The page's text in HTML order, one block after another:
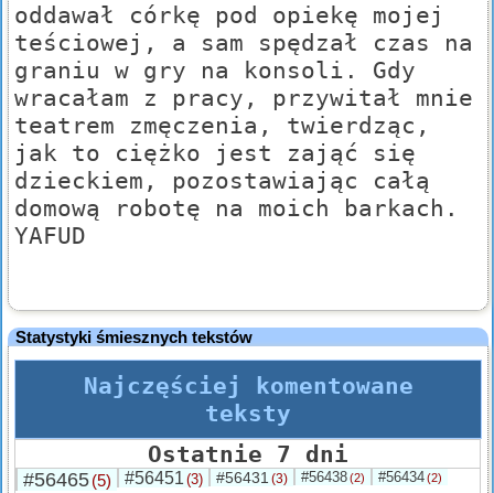
oddawał córkę pod opiekę mojej
teściowej, a sam spędzał czas na
graniu w gry na konsoli. Gdy
wracałam z pracy, przywitał mnie
teatrem zmęczenia, twierdząc,
jak to ciężko jest zająć się
dzieckiem, pozostawiając całą
domową robotę na moich barkach.
YAFUD
Statystyki śmiesznych tekstów
Najczęściej komentowane
teksty
Ostatnie 7 dni
#56465(5) #56451 (3) #56431 (3) #56438(2) #56434(2)